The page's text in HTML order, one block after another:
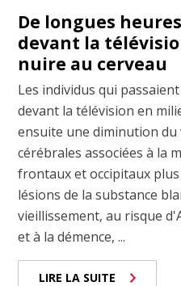
De longues
devant la
nuire au cerveau
Les individus qui
devant la télévision en
ensuite une diminution du
cérébrales associées à la
frontaux et occipitaux
lésions de la substance
vieillissement, au risque
et à la démence, ...
LIRE LA SUITE